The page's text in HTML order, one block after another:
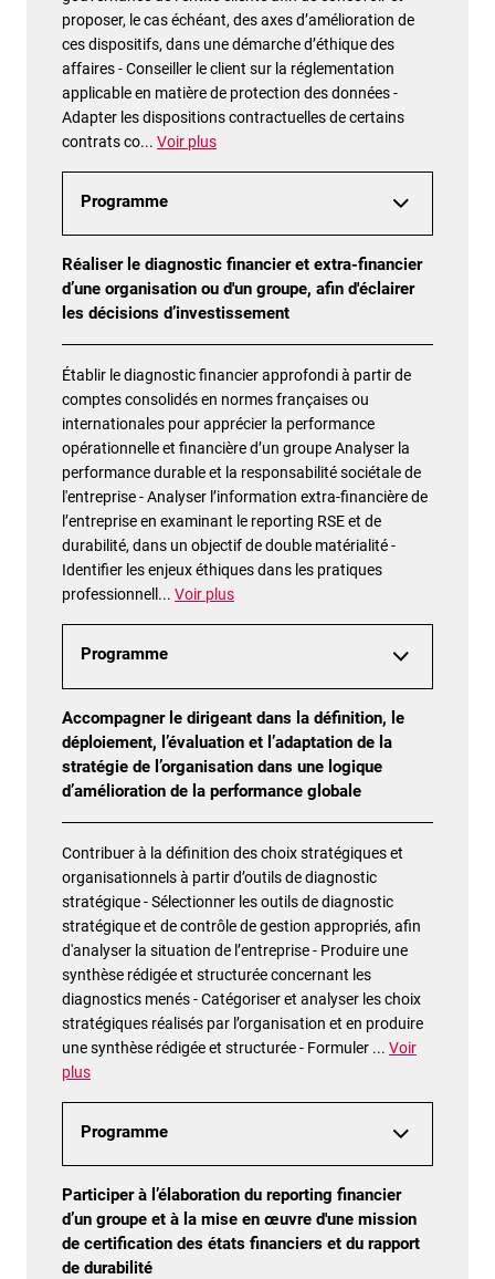
proposer, le cas échéant, des axes d’amélioration de
ces dispositifs, dans une démarche d’éthique des
affaires - Conseiller le client sur la réglementation
applicable en matière de protection des données -
Adapter les dispositions contractuelles de certains
contrats co... Voir plus
Programme
Réaliser le diagnostic financier et extra-financier
d’une organisation ou d'un groupe, afin d'éclairer
les décisions d’investissement
Établir le diagnostic financier approfondi à partir de
comptes consolidés en normes françaises ou
internationales pour apprécier la performance
opérationnelle et financière d’un groupe Analyser la
performance durable et la responsabilité sociétale de
l'entreprise - Analyser l’information extra-financière de
l’entreprise en examinant le reporting RSE et de
durabilité, dans un objectif de double matérialité -
Identifier les enjeux éthiques dans les pratiques
professionnell ... Voir plus
Programme
Accompagner le dirigeant dans la définition, le
déploiement, l’évaluation et l’adaptation de la
stratégie de l’organisation dans une logique
d’amélioration de la performance globale
Contribuer à la définition des choix stratégiques et
organisationnels à partir d’outils de diagnostic
stratégique - Sélectionner les outils de diagnostic
stratégique et de contrôle de gestion appropriés, afin
d'analyser la situation de l’entreprise - Produire une
synthèse rédigée et structurée concernant les
diagnostics menés - Catégoriser et analyser les choix
stratégiques réalisés par l’organisation et en produire
une synthèse rédigée et structurée - Formuler ... Voir
plus
Programme
Participer à l’élaboration du reporting financier
d’un groupe et à la mise en œuvre d'une mission
de certification des états financiers et du rapport
de durabilité